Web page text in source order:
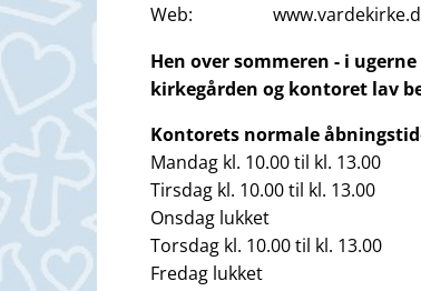
Web:
Hen over sommeren - i
kirkegården og kontoret lav
Kontorets normale
Mandag kl. 10.00 til kl. 13.00
Tirsdag kl. 10.00 til kl. 13.00
Onsdag lukket
Torsdag kl. 10.00 til kl. 13.00
Fredag lukket